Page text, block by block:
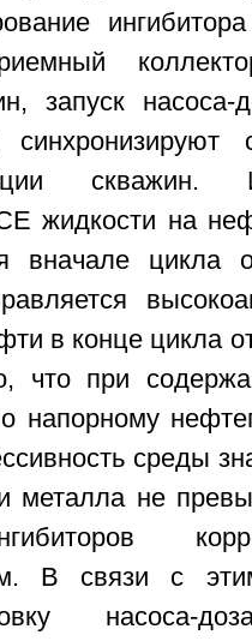
запуск насоса-
синхронизируют
скважин.
жидкости на
вначале цикла
в конце цикла
что при
напорному
среды
металла не
В связи с
насоса-